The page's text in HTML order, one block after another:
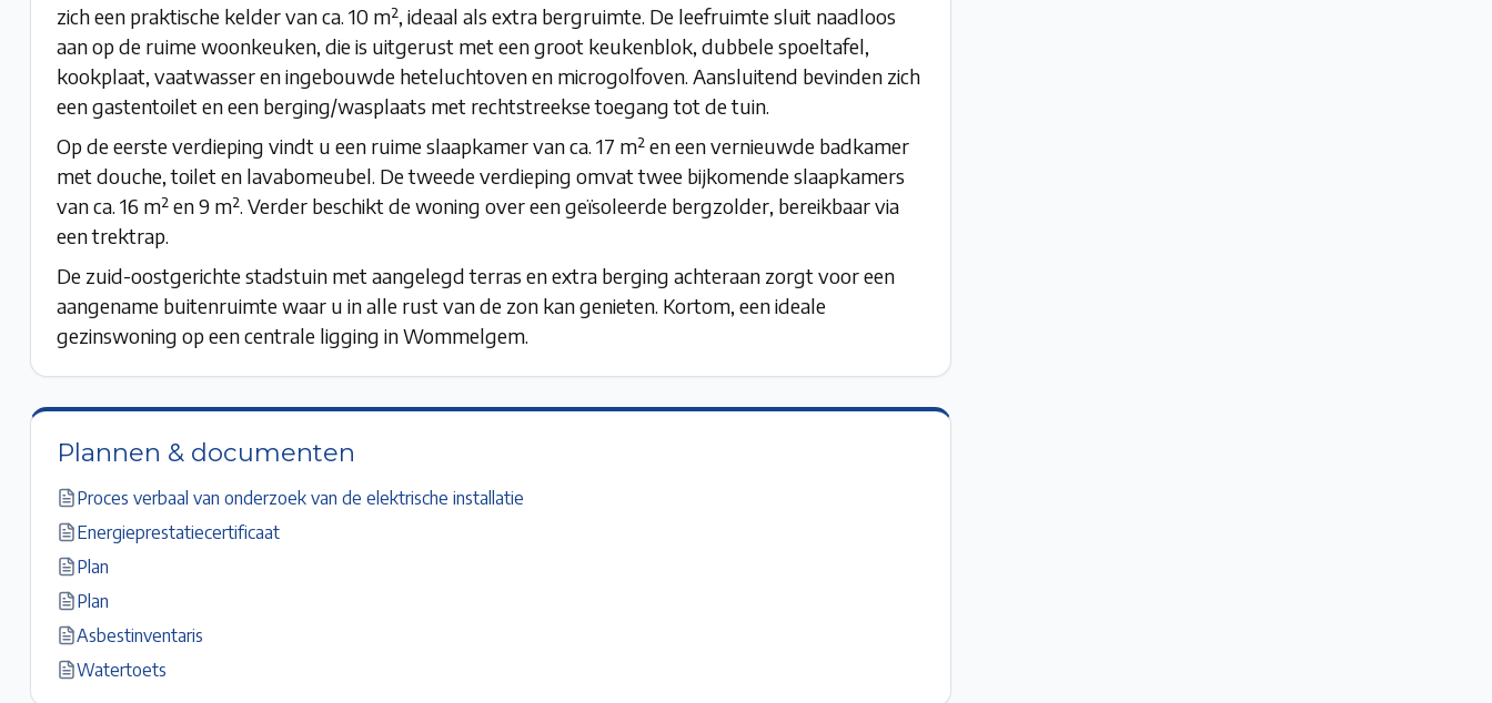
zich een praktische kelder van ca. 10 m², ideaal als extra bergruimte. De leefruimte sluit naadloos
aan op de ruime woonkeuken, die is uitgerust met een groot keukenblok, dubbele spoeltafel,
kookplaat, vaatwasser en ingebouwde heteluchtoven en microgolfoven. Aansluitend bevinden zich
een gastentoilet en een berging/wasplaats met rechtstreekse toegang tot de tuin.
Op de eerste verdieping vindt u een ruime slaapkamer van ca. 17 m² en een vernieuwde badkamer
met douche, toilet en lavabomeubel. De tweede verdieping omvat twee bijkomende slaapkamers
van ca. 16 m² en 9 m². Verder beschikt de woning over een geïsoleerde bergzolder, bereikbaar via
een trektrap.
De zuid-oostgerichte stadstuin met aangelegd terras en extra berging achteraan zorgt voor een
aangename buitenruimte waar u in alle rust van de zon kan genieten. Kortom, een ideale
gezinswoning op een centrale ligging in Wommelgem.
Plannen & documenten
Proces verbaal van onderzoek van de elektrische installatie
Energieprestatiecertificaat
Plan
Plan
Asbestinventaris
Watertoets